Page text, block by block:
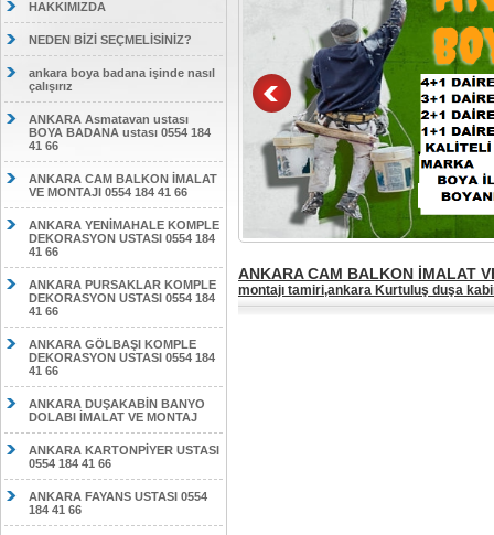
HAKKIMIZDA
NEDEN BİZİ SEÇMELİSİNİZ?
ankara boya badana işinde nasıl
çalışırız
ANKARA Asmatavan ustası
BOYA BADANA ustası 0554 184
41 66
ANKARA CAM BALKON İMALAT
VE MONTAJI 0554 184 41 66
ANKARA YENİMAHALE KOMPLE
DEKORASYON USTASI 0554 184
41 66
ANKARA PURSAKLAR KOMPLE
DEKORASYON USTASI 0554 184
41 66
ANKARA GÖLBAŞI KOMPLE
DEKORASYON USTASI 0554 184
41 66
ANKARA DUŞAKABİN BANYO
DOLABI İMALAT VE MONTAJ
ANKARA KARTONPİYER USTASI
0554 184 41 66
ANKARA FAYANS USTASI 0554
184 41 66
ANKARA CAM BALKON İMALAT
montajı tamiri,ankara Kurtuluş duşa